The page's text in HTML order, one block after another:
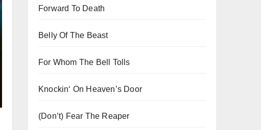
Forward To Death
Belly Of The Beast
For Whom The Bell Tolls
Knockin‘ On Heaven’s Door
(Don’t) Fear The Reaper